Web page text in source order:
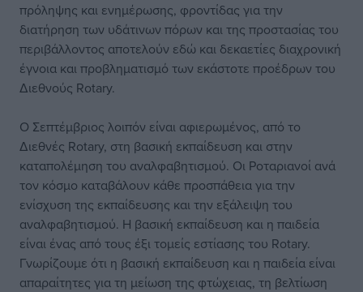
πρόληψης και ενημέρωσης, φροντίδας για την
διατήρηση των υδάτινων πόρων και της προστασίας του
περιβάλλοντος αποτελούν εδώ και δεκαετίες διαχρονική
έγνοια και προβληματισμό των εκάστοτε προέδρων του
Διεθνούς Rotary.
Ο Σεπτέμβριος λοιπόν είναι αφιερωμένος, από το
Διεθνές Rotary, στη βασική εκπαίδευση και στην
καταπολέμηση του αναλφαβητισμού. Οι Ροταριανοί ανά
τον κόσμο καταβάλουν κάθε προσπάθεια για την
ενίσχυση της εκπαίδευσης και την εξάλειψη του
αναλφαβητισμού. Η βασική εκπαίδευση και η παιδεία
είναι ένας από τους έξι τομείς εστίασης του Rotary.
Γνωρίζουμε ότι η βασική εκπαίδευση και η παιδεία είναι
απαραίτητες για τη μείωση της φτώχειας, τη βελτίωση